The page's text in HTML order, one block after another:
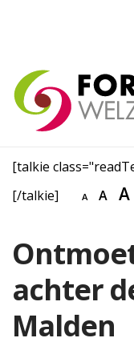
[talkie
[/talkie]
A A A
achter
Malden